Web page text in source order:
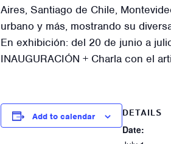
Aires, Santiago de Chile,
urbano y más, mostrando su
En exhibición: del 20 de junio a
INAUGURACIÓN + Charla con el
Add to calendar
DETAILS
Date: